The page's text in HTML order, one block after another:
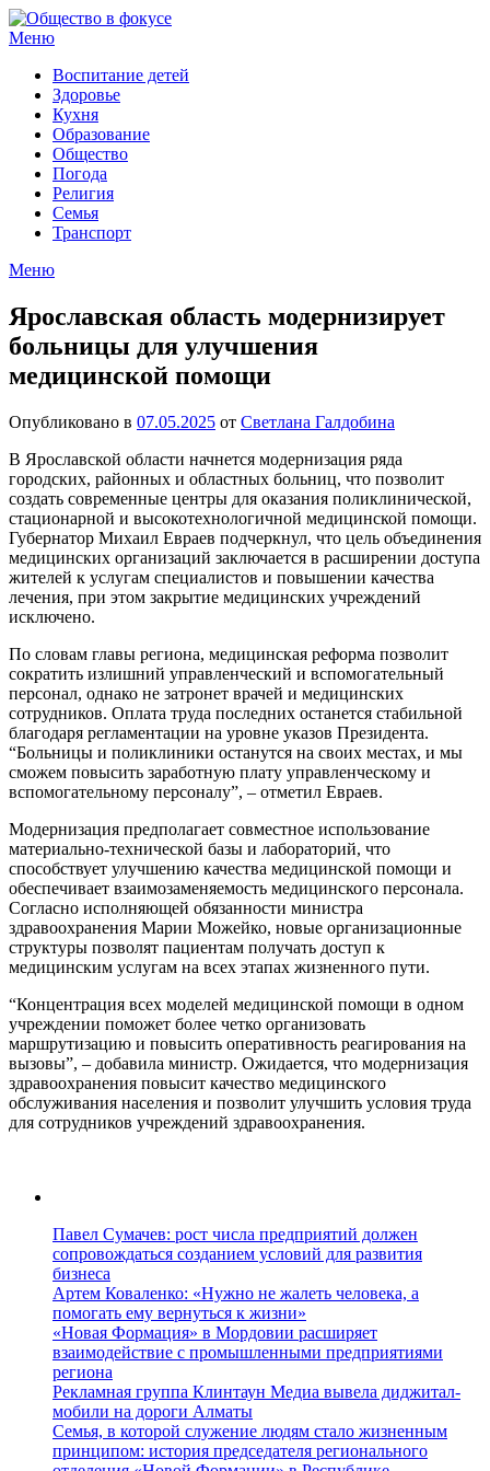
Перейти
к
Меню
Воспитание детей
Здоровье
Кухня
Образование
Общество
Погода
Религия
Семья
Транспорт
Меню
Ярославская область модернизирует
больницы для улучшения
медицинской помощи
Опубликовано в 07.05.2025 от Светлана Галдобина
В Ярославской области начнется модернизация ряда
городских, районных и областных больниц, что позволит
создать современные центры для оказания поликлинической,
стационарной и высокотехнологичной медицинской помощи.
Губернатор Михаил Евраев подчеркнул, что цель объединения
медицинских организаций заключается в расширении доступа
жителей к услугам специалистов и повышении качества
лечения, при этом закрытие медицинских учреждений
исключено.
По словам главы региона, медицинская реформа позволит
сократить излишний управленческий и вспомогательный
персонал, однако не затронет врачей и медицинских
сотрудников. Оплата труда последних останется стабильной
благодаря регламентации на уровне указов Президента.
“Больницы и поликлиники останутся на своих местах, и мы
сможем повысить заработную плату управленческому и
вспомогательному персоналу”, – отметил Евраев.
Модернизация предполагает совместное использование
материально-технической базы и лабораторий, что
способствует улучшению качества медицинской помощи и
обеспечивает взаимозаменяемость медицинского персонала.
Согласно исполняющей обязанности министра
здравоохранения Марии Можейко, новые организационные
структуры позволят пациентам получать доступ к
медицинским услугам на всех этапах жизненного пути.
“Концентрация всех моделей медицинской помощи в одном
учреждении поможет более четко организовать
маршрутизацию и повысить оперативность реагирования на
вызовы”, – добавила министр. Ожидается, что модернизация
здравоохранения повысит качество медицинского
обслуживания населения и позволит улучшить условия труда
для сотрудников учреждений здравоохранения.
Павел Сумачев: рост числа предприятий должен
сопровождаться созданием условий для развития
бизнеса
Артем Коваленко: «Нужно не жалеть человека, а
помогать ему вернуться к жизни»
«Новая Формация» в Мордовии расширяет
взаимодействие с промышленными предприятиями
региона
Рекламная группа Клинтаун Медиа вывела диджитал-
мобили на дороги Алматы
Семья, в которой служение людям стало жизненным
принципом: история председателя регионального